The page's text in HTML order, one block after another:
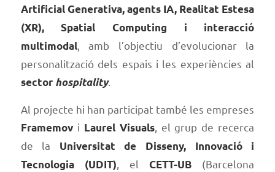
Artificial Generativa, agents IA, Realitat Estesa
(XR), Spatial Computing i interacció
multimodal, amb l’objectiu d’evolucionar la
personalització dels espais i les experiències al
sector hospitality.
Al projecte hi han participat també les empreses
Framemovi Laurel Visuals, el grup de recerca
de la Universitat de Disseny, Innovació i
Tecnologia (UDIT), elCETT-UB (Barcelona